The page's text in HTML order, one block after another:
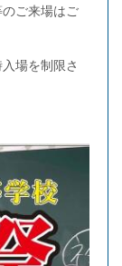
ご来場はご
場を制限さ